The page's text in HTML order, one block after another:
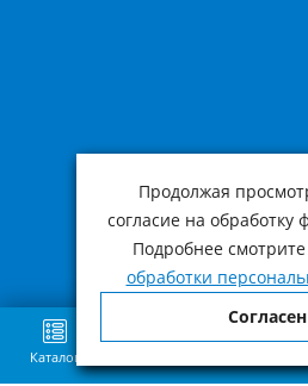
Каталог
Продолжая
согласие на обработку
Подробнее
обработки
Согласен